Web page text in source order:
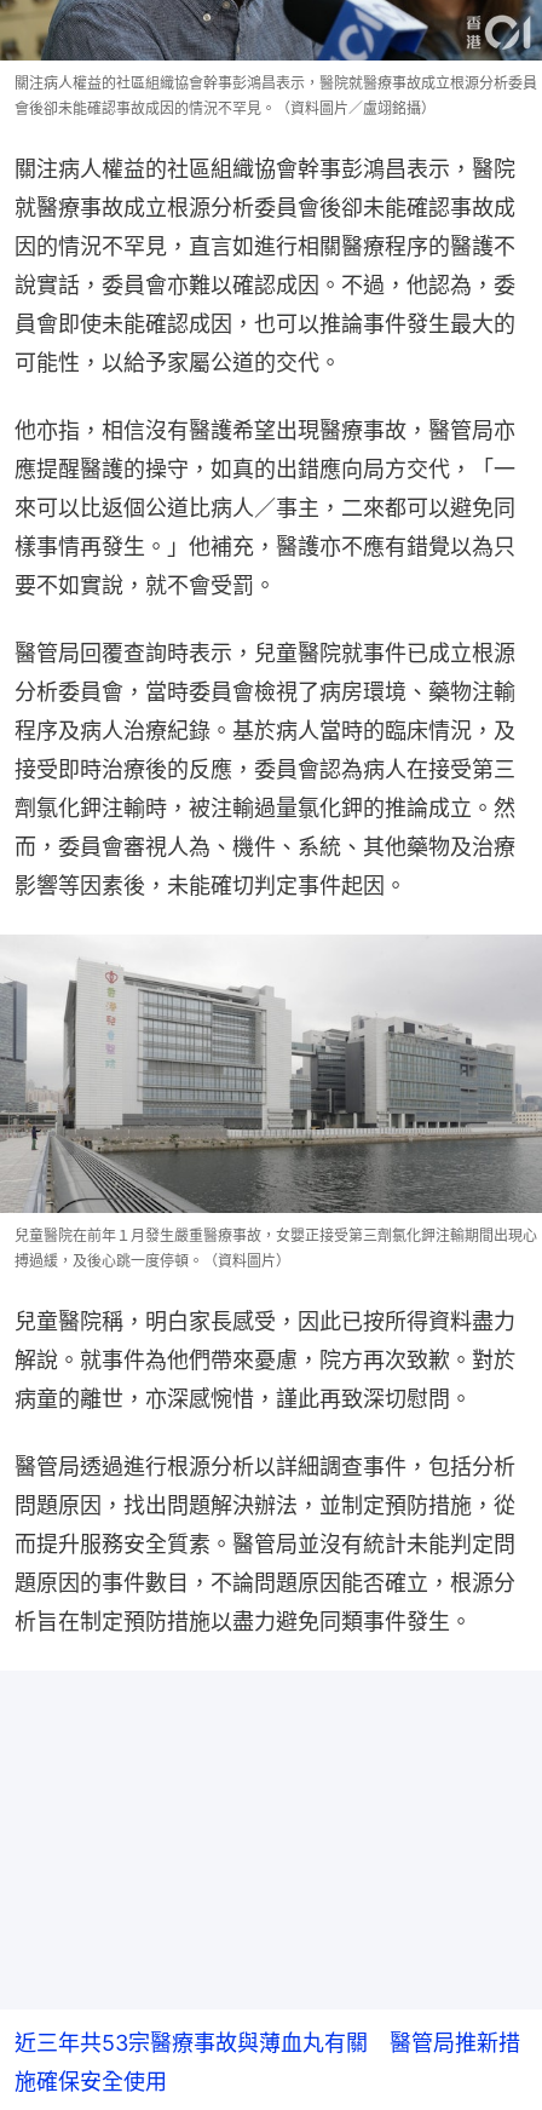
關注病人權益的社區組織協會幹事彭鴻昌表示，醫院就醫療事故成立根源分析委員
會後卻未能確認事故成因的情況不罕見。（資料圖片／盧翊銘攝）
關注病人權益的社區組織協會幹事彭鴻昌表示，醫院
就醫療事故成立根源分析委員會後卻未能確認事故成
因的情況不罕見，直言如進行相關醫療程序的醫護不
說實話，委員會亦難以確認成因。不過，他認為，委
員會即使未能確認成因，也可以推論事件發生最大的
可能性，以給予家屬公道的交代。
他亦指，相信沒有醫護希望出現醫療事故，醫管局亦
應提醒醫護的操守，如真的出錯應向局方交代，「一
來可以比返個公道比病人／事主，二來都可以避免同
樣事情再發生。」他補充，醫護亦不應有錯覺以為只
要不如實說，就不會受罰。
醫管局回覆查詢時表示，兒童醫院就事件已成立根源
分析委員會，當時委員會檢視了病房環境、藥物注輸
程序及病人治療紀錄。基於病人當時的臨床情況，及
接受即時治療後的反應，委員會認為病人在接受第三
劑氯化鉀注輸時，被注輸過量氯化鉀的推論成立。然
而，委員會審視人為、機件、系統、其他藥物及治療
影響等因素後，未能確切判定事件起因。
兒童醫院在前年１月發生嚴重醫療事故，女嬰正接受第三劑氯化鉀注輸期間出現心
搏過緩，及後心跳一度停頓。（資料圖片）
兒童醫院稱，明白家長感受，因此已按所得資料盡力
解說。就事件為他們帶來憂慮，院方再次致歉。對於
病童的離世，亦深感惋惜，謹此再致深切慰問。
醫管局透過進行根源分析以詳細調查事件，包括分析
問題原因，找出問題解決辦法，並制定預防措施，從
而提升服務安全質素。醫管局並沒有統計未能判定問
題原因的事件數目，不論問題原因能否確立，根源分
析旨在制定預防措施以盡力避免同類事件發生。
近三年共53宗醫療事故與薄血丸有關 醫管局推新措
施確保安全使用